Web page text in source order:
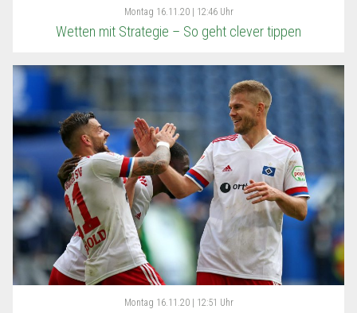
Montag 16.11.20 | 12:46 Uhr
Wetten mit Strategie – So geht clever tippen
Montag 16.11.20 | 12:51 Uhr